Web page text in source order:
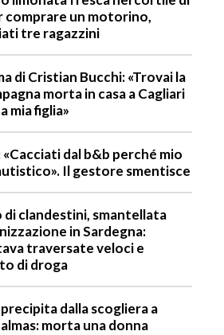
comprare un motorino,
tre ragazzini
di Cristian Bucchi: «Trovai la
morta in casa a Cagliari
mia figlia»
dal b&b perché mio
Il gestore smentisce
clandestini, smantellata
in Sardegna:
traversate veloci e
di droga
precipita dalla scogliera a
morta una donna